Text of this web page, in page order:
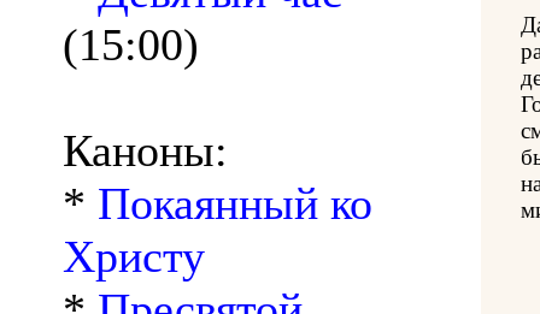
(15:00)
Каноны:
* Покаянный ко
Христу